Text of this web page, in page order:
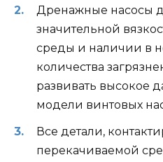
Дренажные насосы
значительной
среды и наличии в
количества
развивать высокое
модели винтовых
Все детали,
перекачиваемой